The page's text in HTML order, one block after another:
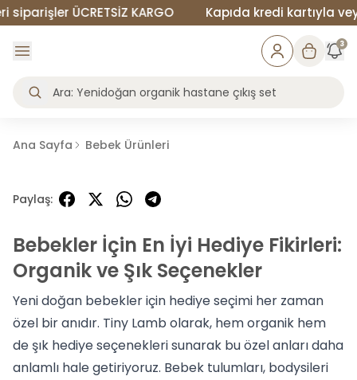
ÜCRETSİZ KARGO Kapıda kredi kartıyla
3
Ana Sayfa Bebek Ürünleri
Paylaş:
Bebekler İçin En İyi Hediye Fikirleri:
Organik ve Şık Seçenekler
Yeni doğan bebekler için hediye seçimi her zaman
özel bir anıdır. Tiny Lamb olarak, hem organik hem
de şık hediye seçenekleri sunarak bu özel anları daha
anlamlı hale getiriyoruz. Bebek tulumları, bodysileri